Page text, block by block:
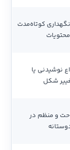
کوتاه‌مدت
نوشیدنی یا
شکل
و منظم در